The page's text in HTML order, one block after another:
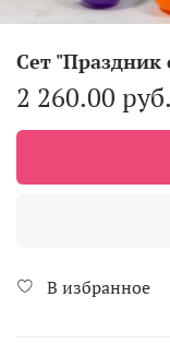
Сет
2 260.00 руб.
В избранное